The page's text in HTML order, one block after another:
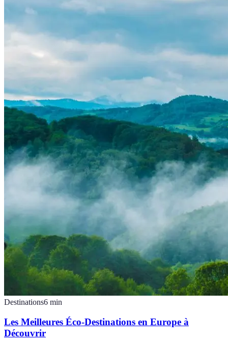
Destinations6 min
Les Meilleures Éco-Destinations en Europe à
Découvrir